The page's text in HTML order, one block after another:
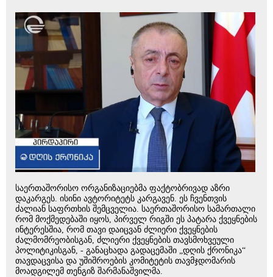
საერთაშორისო ორგანიზაციებმა ფაქტობრივად აზრი
დაკარგეს. ისინი ავტორიტეტს კარგავენ. ეს ჩვენთვის
ძალიან საფრთხის შემცველია. საერთაშორისო სამართალი
რომ მოქმედებაში იყოს, პირველ რიგში ეს პატარა ქვეყნების
ინტერესშია, რომ თავი დაიცვან ძლიერი ქვეყნების
ძალმომრეობისგან, ძლიერი ქვეყნების თავსმოხვეული
პოლიტიკისგან, - განაცხადა გადაცემაში „დღის ქრონიკა“
თავდაცვისა და უშიშროების კომიტეტის თავმჯდომარის
მოადგილემ თენგიზ შარმანაშვილმა.